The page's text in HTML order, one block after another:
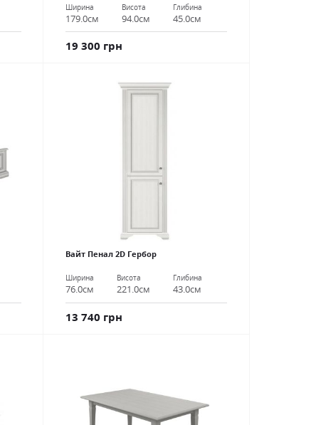
Ширина
179.0см
Висота
94.0см
Глибина
45.0см
19 300 грн
Вайт Пенал 2D Гербор
Ширина
76.0см
Висота
221.0см
Глибина
43.0см
13 740 грн